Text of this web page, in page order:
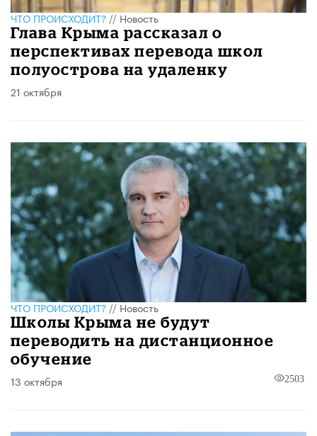
ЧТО ПРОИСХОДИТ?//Новость
Глава Крыма рассказал о
перспективах перевода школ
полуострова на удаленку
21 октября
ЧТО ПРОИСХОДИТ?//Новость
Школы Крыма не будут
переводить на дистанционное
обучение
13 октября 2503